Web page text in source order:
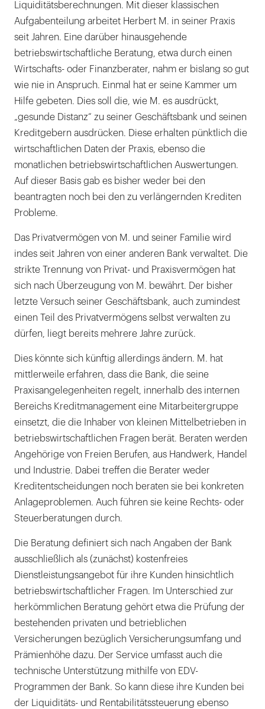
Liquiditätsberechnungen. Mit dieser klassischen
Aufgabenteilung arbeitet Herbert M. in seiner Praxis
seit Jahren. Eine darüber hinausgehende
betriebswirtschaftliche Beratung, etwa durch einen
Wirtschafts- oder Finanzberater, nahm er bislang so gut
wie nie in Anspruch. Einmal hat er seine Kammer um
Hilfe gebeten. Dies soll die, wie M. es ausdrückt,
„gesunde Distanz“ zu seiner Geschäftsbank und seinen
Kreditgebern ausdrücken. Diese erhalten pünktlich die
wirtschaftlichen Daten der Praxis, ebenso die
monatlichen betriebswirtschaftlichen Auswertungen.
Auf dieser Basis gab es bisher weder bei den
beantragten noch bei den zu verlängernden Krediten
Probleme.
Das Privatvermögen von M. und seiner Familie wird
indes seit Jahren von einer anderen Bank verwaltet. Die
strikte Trennung von Privat- und Praxisvermögen hat
sich nach Überzeugung von M. bewährt. Der bisher
letzte Versuch seiner Geschäftsbank, auch zumindest
einen Teil des Privatvermögens selbst verwalten zu
dürfen, liegt bereits mehrere Jahre zurück.
Dies könnte sich künftig allerdings ändern. M. hat
mittlerweile erfahren, dass die Bank, die seine
Praxisangelegenheiten regelt, innerhalb des internen
Bereichs Kreditmanagement eine Mitarbeitergruppe
einsetzt, die die Inhaber von kleinen Mittelbetrieben in
betriebswirtschaftlichen Fragen berät. Beraten werden
Angehörige von Freien Berufen, aus Handwerk, Handel
und Industrie. Dabei treffen die Berater weder
Kreditentscheidungen noch beraten sie bei konkreten
Anlageproblemen. Auch führen sie keine Rechts- oder
Steuerberatungen durch.
Die Beratung definiert sich nach Angaben der Bank
ausschließlich als (zunächst) kostenfreies
Dienstleistungsangebot für ihre Kunden hinsichtlich
betriebswirtschaftlicher Fragen. Im Unterschied zur
herkömmlichen Beratung gehört etwa die Prüfung der
bestehenden privaten und betrieblichen
Versicherungen bezüglich Versicherungsumfang und
Prämienhöhe dazu. Der Service umfasst auch die
technische Unterstützung mithilfe von EDV-
Programmen der Bank. So kann diese ihre Kunden bei
der Liquiditäts- und Rentabilitätssteuerung ebenso